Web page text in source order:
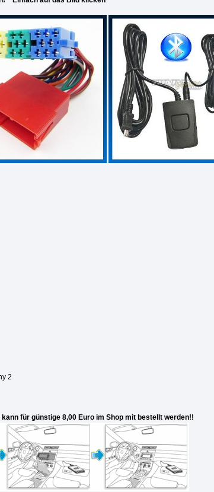
2
für günstige 8,00 Euro im Shop mit bestellt werden!!